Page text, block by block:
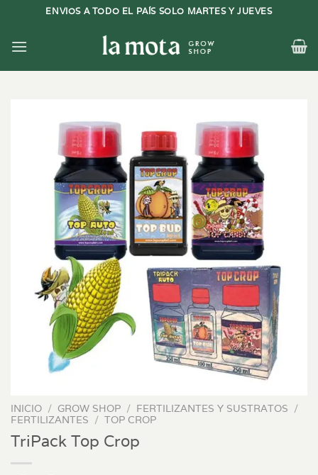
contenido
ENVIOS A TODO EL PAÍS SOLO MARTES Y JUEVES
INICIO / GROW SHOP / FERTILIZANTES Y SUSTRATOS /
FERTILIZANTES / TOP CROP
TriPack Top Crop